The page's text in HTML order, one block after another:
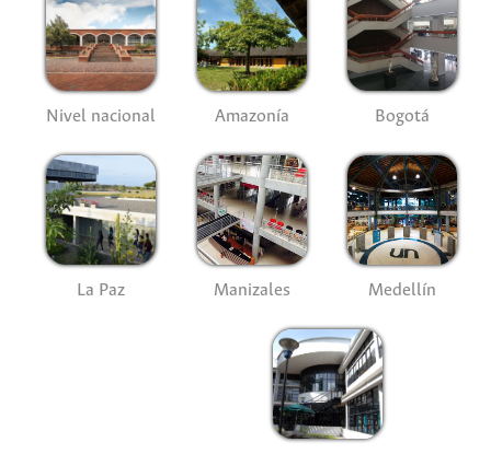
Nivel nacional Amazonía Bogotá
La Paz Manizales Medellín